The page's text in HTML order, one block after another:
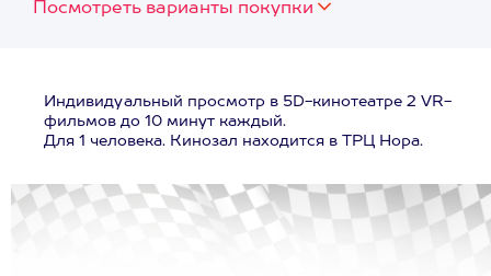
Посмотреть варианты покупки
Индивидуальный просмотр в 5D-кинотеатре 2 VR-
фильмов до 10 минут каждый.
Для 1 человека. Кинозал находится в ТРЦ Нора.